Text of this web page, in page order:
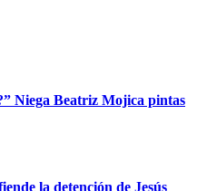
Niega Beatriz Mojica pintas
la detención de Jesús